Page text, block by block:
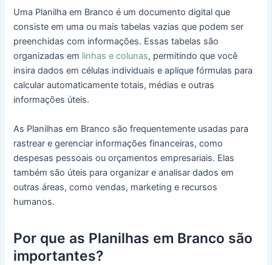
Uma Planilha em Branco é um documento digital que
consiste em uma ou mais tabelas vazias que podem ser
preenchidas com informações. Essas tabelas são
organizadas em linhas e colunas, permitindo que você
insira dados em células individuais e aplique fórmulas para
calcular automaticamente totais, médias e outras
informações úteis.
As Planilhas em Branco são frequentemente usadas para
rastrear e gerenciar informações financeiras, como
despesas pessoais ou orçamentos empresariais. Elas
também são úteis para organizar e analisar dados em
outras áreas, como vendas, marketing e recursos
humanos.
Por que as Planilhas em Branco são
importantes?